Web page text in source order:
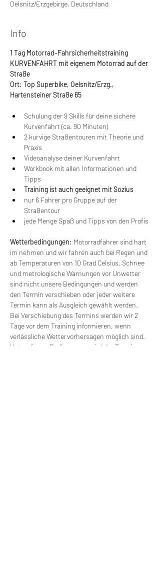
Oelsnitz/Erzgebirge, Deutschland
Info
1 Tag Motorrad-Fahrsicherheitstraining
KURVENFAHRT mit eigenem Motorrad auf der
Straße
Ort: Top Superbike, Oelsnitz/Erzg.,
Hartensteiner Straße 65
Schulung der 9 Skills für deine sichere
Kurvenfahrt (ca. 90 Minuten)
2 kurvige Straßentouren mit Theorie und
Praxis
Videoanalyse deiner Kurvenfahrt
Workbook mit allen Informationen und
Tipps
Training ist auch geeignet mit Sozius
nur 6 Fahrer pro Gruppe auf der
Straßentour
jede Menge Spaß und Tipps von den Profis
Wetterbedingungen: Motorradfahrer sind hart
im nehmen und wir fahren auch bei Regen und
ab Temperaturen von 10 Grad Celsius. Schnee
und metrologische Warnungen vor Unwetter
sind nicht unsere Bedingungen und werden
den Termin verschieben oder jeder weitere
Termin kann als Ausgleich gewählt werden.
Bei Verschiebung des Termins werden wir 2
Tage vor dem Training informieren, wenn
verlässliche Wettervorhersagen möglich sind.
Unter diesen Bedingungen wird der Termin